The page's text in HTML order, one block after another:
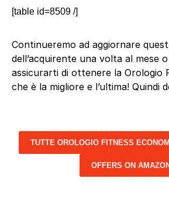
[table id=8509 /]
Continueremo ad aggiornare
dell’acquirente una volta al mese
assicurarti di ottenere la Orologio
che è la migliore e l’ultima! Quindi
TUTTE OROLOGIO FITNESS
OFFERS ON